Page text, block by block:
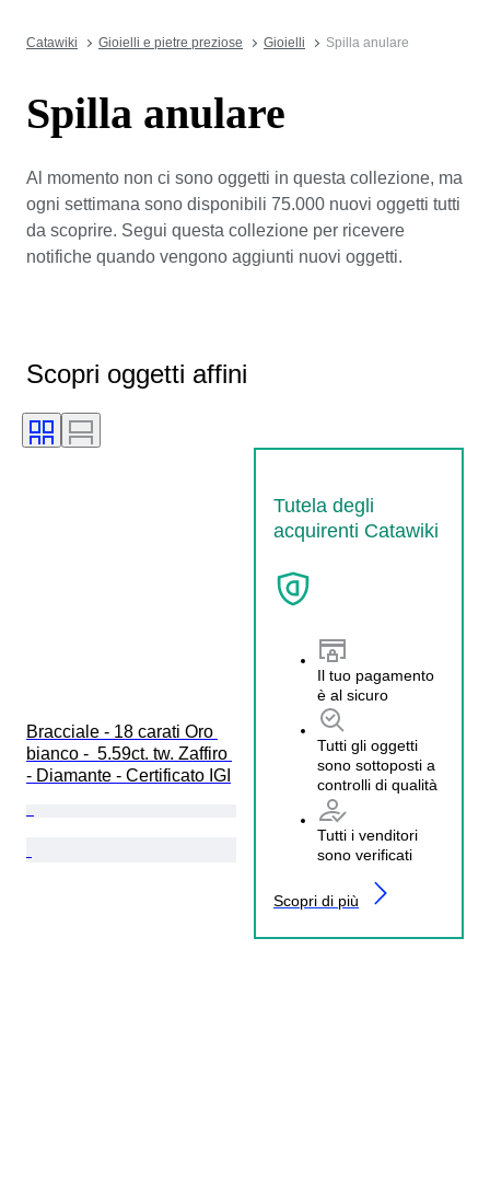
Catawiki Gioielli e pietre preziose Gioielli Spilla anulare
Spilla anulare
Al momento non ci sono oggetti in questa collezione, ma
ogni settimana sono disponibili 75.000 nuovi oggetti tutti
da scoprire. Segui questa collezione per ricevere
notifiche quando vengono aggiunti nuovi oggetti.
Scopri oggetti affini
Tutela degli
acquirenti Catawiki
Il tuo pagamento
è al sicuro
Tutti gli oggetti
sono sottoposti a
controlli di qualità
Tutti i venditori
sono verificati
Scopri di più
Bracciale - 18 carati Oro
bianco -  5.59ct. tw. Zaffiro
- Diamante - Certificato IGI